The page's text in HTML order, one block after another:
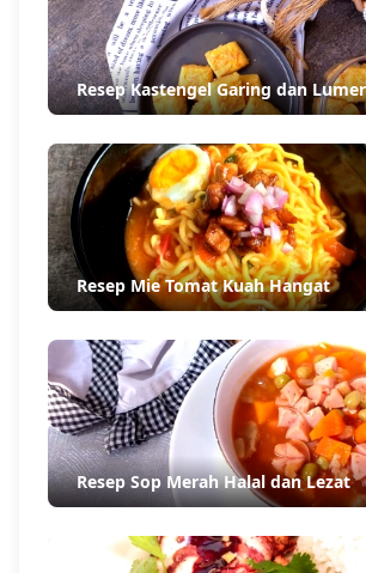
Resep Kastengel Garing dan
Resep Mie Tomat Kuah Hangat
Resep Sop Merah Halal dan Lezat